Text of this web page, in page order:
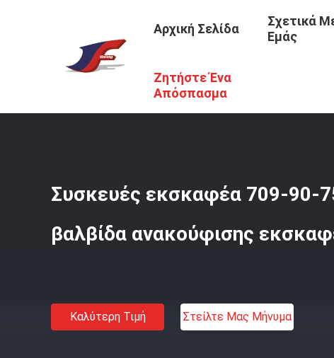
Αρχική Σελίδα
Σχετικά
Εμάς
Ζητήστε Ένα
Απόσπασμα
Προϊόντα / Υδραυλικά Μέρη Εκσκαφέων
Συσκευές εκσκαφέα 709-90-
βαλβίδα ανακούφισης
Καλύτερη Τιμή Στείλτε Μας Μήνυμα